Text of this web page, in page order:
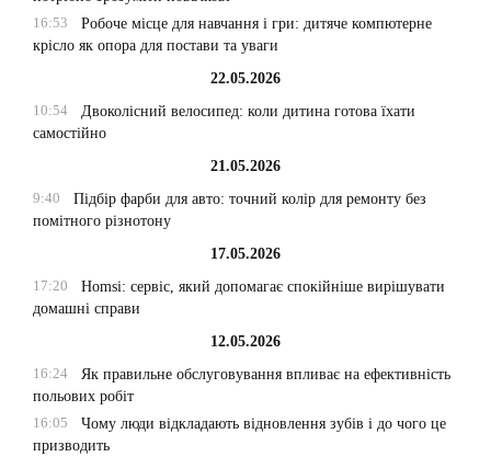
16:53
Робоче місце для навчання і гри: дитяче компютерне
крісло як опора для постави та уваги
22.05.2026
10:54
Двоколісний велосипед: коли дитина готова їхати
самостійно
21.05.2026
9:40
Підбір фарби для авто: точний колір для ремонту без
помітного різнотону
17.05.2026
17:20
Homsi: сервіс, який допомагає спокійніше вирішувати
домашні справи
12.05.2026
16:24
Як правильне обслуговування впливає на ефективність
польових робіт
16:05
Чому люди відкладають відновлення зубів і до чого це
призводить